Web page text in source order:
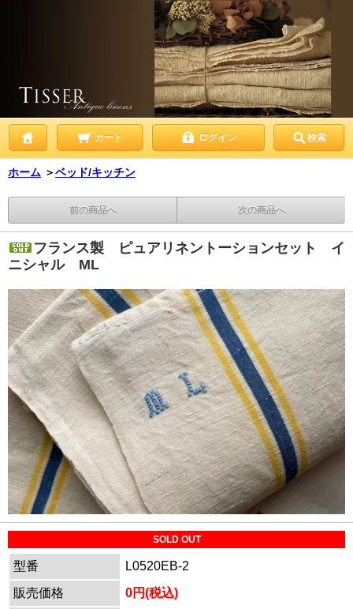
カート ログイン 検索
ホーム ＞ベッド/キッチン
前の商品へ 次の商品へ
フランス製 ピュアリネントーションセット イ
ニシャル ML
SOLD OUT
型番
L0520EB-2
販売価格
0円(税込)